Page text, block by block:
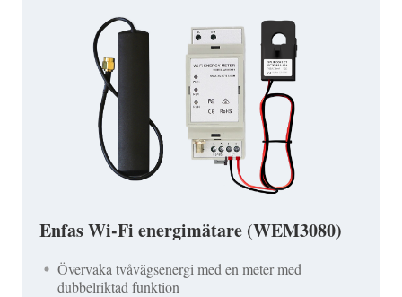
Enfas Wi-Fi energimätare (WEM3080)
Övervaka tvåvägsenergi med en meter med
dubbelriktad funktion